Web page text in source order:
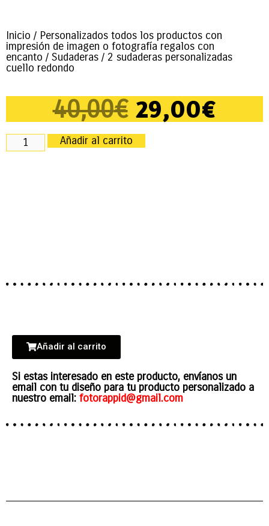
Inicio / Personalizados todos los productos con
impresión de imagen o fotografía regalos con
encanto / Sudaderas / 2 sudaderas personalizadas
cuello redondo
40,00€ 29,00€
Añadir al carrito
Añadir al carrito
Si estas interesado en este producto, envíanos un
email con tu diseño para tu producto personalizado a
nuestro email: fotorappid@gmail.com